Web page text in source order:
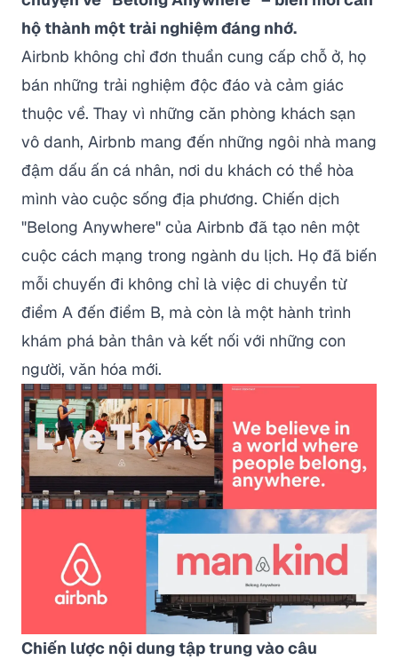
hộ thành một trải nghiệm đáng nhớ.
Airbnb không chỉ đơn thuần cung cấp chỗ ở, họ
bán những trải nghiệm độc đáo và cảm giác
thuộc về. Thay vì những căn phòng khách sạn
vô danh, Airbnb mang đến những ngôi nhà mang
đậm dấu ấn cá nhân, nơi du khách có thể hòa
mình vào cuộc sống địa phương. Chiến dịch
"Belong Anywhere" của Airbnb đã tạo nên một
cuộc cách mạng trong ngành du lịch. Họ đã biến
mỗi chuyến đi không chỉ là việc di chuyển từ
điểm A đến điểm B, mà còn là một hành trình
khám phá bản thân và kết nối với những con
người, văn hóa mới.
Chiến lược nội dung tập trung vào câu